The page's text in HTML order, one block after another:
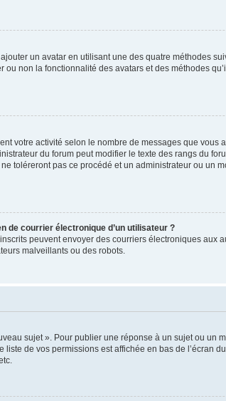
un avatar en utilisant une des quatre méthodes
non la fonctionnalité des avatars et des méthodes
votre activité selon le nombre de messages que
du forum peut modifier le texte des rangs du
toléreront pas ce procédé et un administrateur ou un
de courrier électronique d’un utilisateur ?
peuvent envoyer des courriers électroniques aux
malveillants ou des robots.
sujet ». Pour publier une réponse à un sujet ou un
de vos permissions est affichée en bas de l’écran